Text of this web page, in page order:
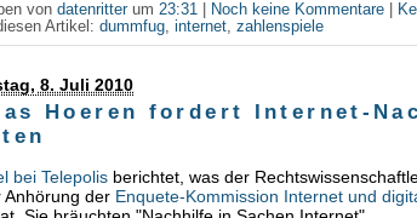
vondatenritterum23:31 Noch keine Kommentare
Artikel:dummfug,internet,zahlenspiele
8. Juli 2010
Hoeren fordert Internet-
bei Telepolis berichtet, was der
Anhörung der Enquete-Kommission Internet und